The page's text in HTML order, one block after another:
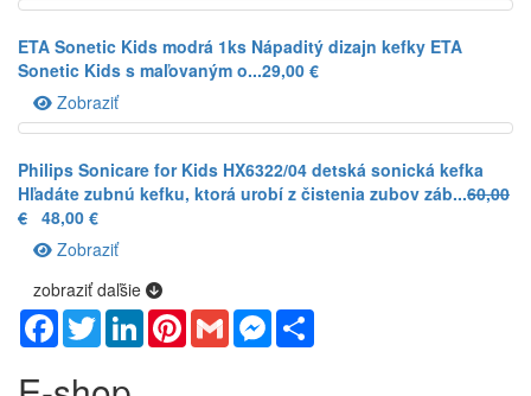
ETA Sonetic Kids modrá 1ks Nápaditý dizajn kefky ETA
Sonetic Kids s maľovaným o...29,00 €
Zobraziť
Philips Sonicare for Kids HX6322/04 detská sonická kefka
Hľadáte zubnú kefku, ktorá urobí z čistenia zubov záb...60,00
€ 48,00 €
Zobraziť
zobraziť daľšie
Facebook
TwitterLinkedInPinterestGmail Messenger